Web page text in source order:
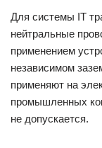
Для системы IT
нейтральные
применением
независимом
применяют на
промышленных
не допускается.